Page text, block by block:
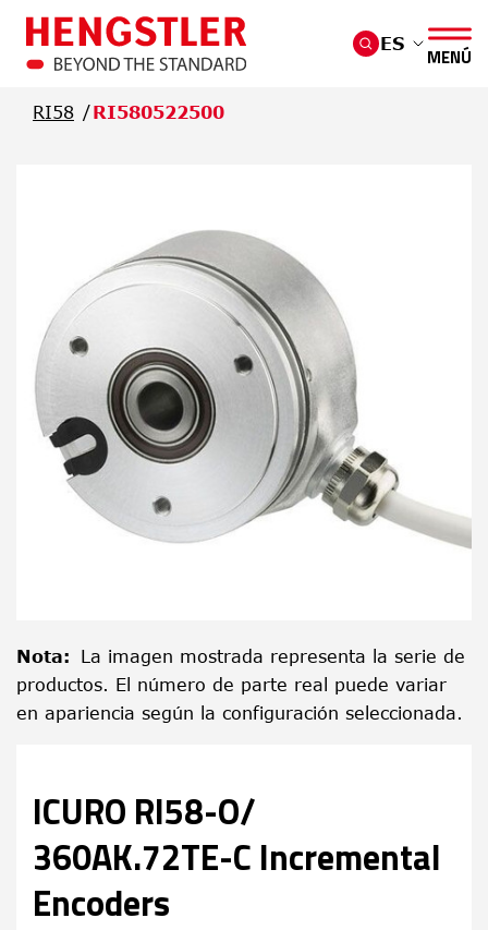
Saltar al contenido principal
ES
MENÚ
RI58 RI580522500
Nota: La imagen mostrada representa la serie de
productos. El número de parte real puede variar
en apariencia según la configuración seleccionada.
ICURO RI58-O/
360AK.72TE-C Incremental
Encoders